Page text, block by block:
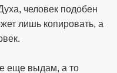
человек подобен
лишь копировать, а
еще выдам, а то